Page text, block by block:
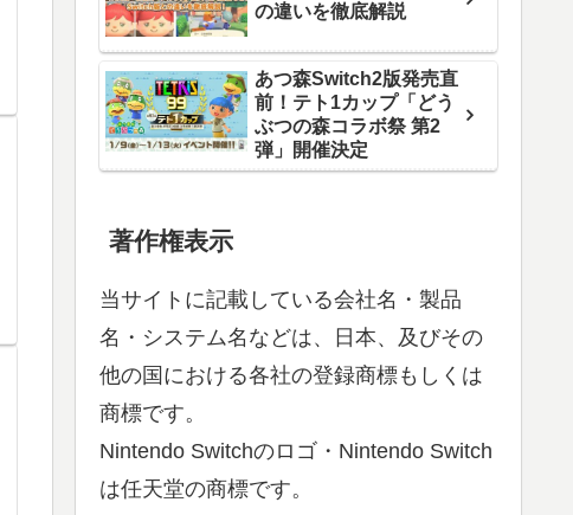
の違いを徹底解説
あつ森Switch2版発売直
前！テト1カップ「どう
ぶつの森コラボ祭 第2
弾」開催決定
著作権表示
当サイトに記載している会社名・製品
名・システム名などは、日本、及びその
他の国における各社の登録商標もしくは
商標です。
Nintendo Switchのロゴ・Nintendo Switch
は任天堂の商標です。